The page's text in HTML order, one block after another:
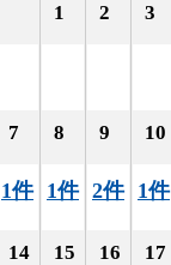
1 2 3
7
1件
8
1件
9
2件
10
1件
14 15 16 17